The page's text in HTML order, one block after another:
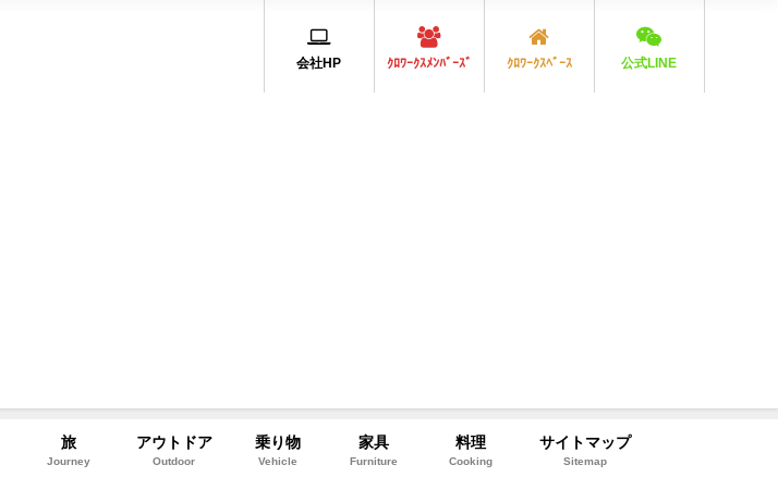
会社HP ｸﾛﾜｰｸｽﾒﾝﾊﾞｰｽﾞ ｸﾛﾜｰｸｽﾍﾞｰｽ 公式LINE
旅
Journey
アウトドア
Outdoor
乗り物
Vehicle
家具
Furniture
料理
Cooking
サイトマップ
Sitemap